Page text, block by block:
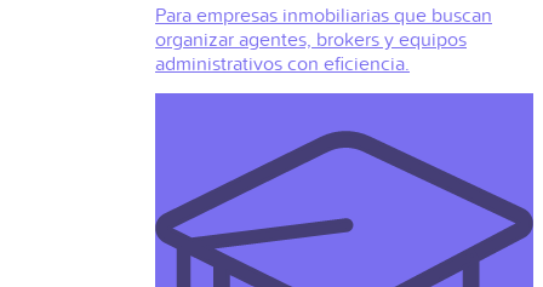
Para empresas inmobiliarias que buscan
organizar agentes, brokers y equipos
administrativos con eficiencia.